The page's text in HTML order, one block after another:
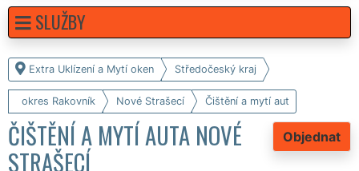
Extra Uklízení a Mytí oken Středočeský kraj
okres Rakovník Nové Strašecí Čištění a mytí aut
Objednat
ČIŠTĚNÍ A MYTÍ AUTA NOVÉ
STRAŠECÍ
SLUŽBY